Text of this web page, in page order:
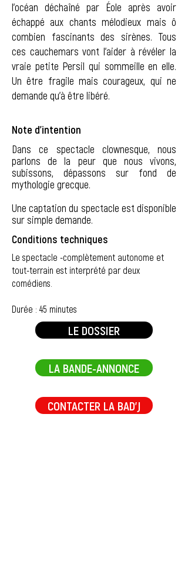
l'océan déchaîné par Éole après avoir
échappé aux chants mélodieux mais ô
combien fascinants des sirènes. Tous
ces cauchemars vont l'aider à révéler la
vraie petite Persil qui sommeille en elle.
Un être fragile mais courageux, qui ne
demande qu'à être libéré.
Note d'intention
Dans ce spectacle clownesque, nous
parlons de la peur que nous vivons,
subissons, dépassons sur fond de
mythologie grecque.
Une captation du spectacle est disponible
sur simple demande.
Conditions techniques
Le spectacle -complètement autonome et
tout-terrain est interprété par deux
comédiens.
Durée : 45 minutes
LE DOSSIER
LA BANDE-ANNONCE
CONTACTER LA BAD'J